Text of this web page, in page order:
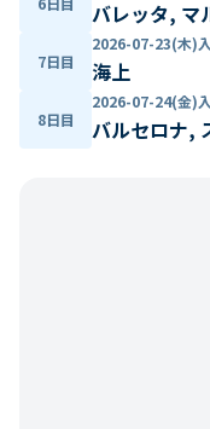
バレッタ, マ
7日目
2026-07-23(木)
海上
8日目
2026-07-24(金)
バルセロナ,